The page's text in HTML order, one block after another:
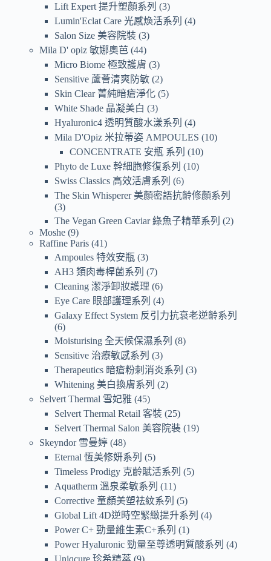
Lift Expert 提升塑顏系列
3
Lumin'Eclat Care 光感煥活系列
4
Salon Size 美容院裝 3
Mila D' opiz 敏娜奧芭 44
Micro Biome 極致護膚 3
Sensitive 蘆薈清爽防敏 2
Skin Clear 菁純暗瘡淨化 5
White Shade 晶凝美白
3
Hyaluronic4 透明質酸水漾系列
4
Mila D'Opiz 米拉蒂姿 AMPOULES
10
CONCENTRATE 安瓶 系列
10
Phyto de Luxe 幹細胞修復系列
10
Swiss Classics 高效活膚系列
6
The Skin Whisperer 美顏密語抗齡修顏系列
3
The Vegan Green Caviar 綠魚子精華系列
2
Moshe 9
Raffine Paris 41
Ampoules 特效安瓶 3
AH3 類肉毒桿菌系列
7
Cleaning 潔淨卸妝護理 6
Eye Care 眼部護理系列
4
Galaxy Effect System 反引力抗衰老逆齡系列
6
Moisturising 全天候保濕系列
8
Sensitive 治療敏感系列
3
Therapeutics 暗瘡粉刺消炎系列
3
Whitening 美白換膚系列
2
Selvert Thermal 雪妃雅 45
Selvert Thermal Retail 客裝 25
Selvert Thermal Salon 美容院裝 19
Skeyndor 雪曼婷 48
Eternal 恆美修妍系列
5
Timeless Prodigy 克齡賦活系列
5
Aquatherm 溫泉柔敏系列
11
Corrective 童顏美塑祛紋系列
5
Global Lift 4D逆時空緊緻提升系列
4
Power C+ 勁量維生素C+系列
1
Power Hyaluronic 勁量至尊透明質酸系列
4
Uniqcure 珍希精萃 9